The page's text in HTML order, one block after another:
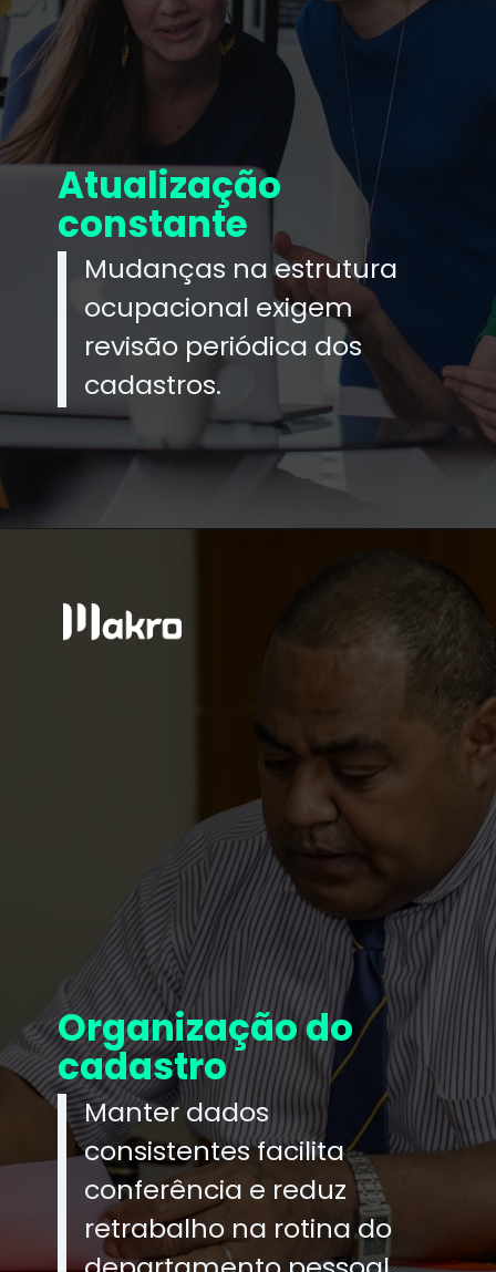
Atualização
constante
Mudanças na estrutura
ocupacional exigem
revisão periódica dos
cadastros.
Organização do
cadastro
Manter dados
consistentes facilita
conferência e reduz
retrabalho na rotina do